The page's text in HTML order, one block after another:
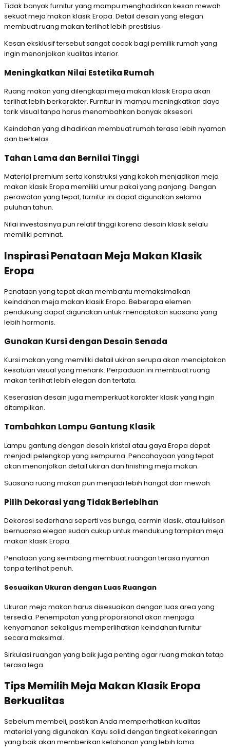
Tidak banyak furnitur yang mampu menghadirkan kesan mewah
sekuat meja makan klasik Eropa. Detail desain yang elegan
membuat ruang makan terlihat lebih prestisius.
Kesan eksklusif tersebut sangat cocok bagi pemilik rumah yang
ingin menonjolkan kualitas interior.
Meningkatkan Nilai Estetika Rumah
Ruang makan yang dilengkapi meja makan klasik Eropa akan
terlihat lebih berkarakter. Furnitur ini mampu meningkatkan daya
tarik visual tanpa harus menambahkan banyak aksesori.
Keindahan yang dihadirkan membuat rumah terasa lebih nyaman
dan berkelas.
Tahan Lama dan Bernilai Tinggi
Material premium serta konstruksi yang kokoh menjadikan meja
makan klasik Eropa memiliki umur pakai yang panjang. Dengan
perawatan yang tepat, furnitur ini dapat digunakan selama
puluhan tahun.
Nilai investasinya pun relatif tinggi karena desain klasik selalu
memiliki peminat.
Inspirasi Penataan Meja Makan Klasik
Eropa
Penataan yang tepat akan membantu memaksimalkan
keindahan meja makan klasik Eropa. Beberapa elemen
pendukung dapat digunakan untuk menciptakan suasana yang
lebih harmonis.
Gunakan Kursi dengan Desain Senada
Kursi makan yang memiliki detail ukiran serupa akan menciptakan
kesatuan visual yang menarik. Perpaduan ini membuat ruang
makan terlihat lebih elegan dan tertata.
Keserasian desain juga memperkuat karakter klasik yang ingin
ditampilkan.
Tambahkan Lampu Gantung Klasik
Lampu gantung dengan desain kristal atau gaya Eropa dapat
menjadi pelengkap yang sempurna. Pencahayaan yang tepat
akan menonjolkan detail ukiran dan finishing meja makan.
Suasana ruang makan pun menjadi lebih hangat dan mewah.
Pilih Dekorasi yang Tidak Berlebihan
Dekorasi sederhana seperti vas bunga, cermin klasik, atau lukisan
bernuansa elegan sudah cukup untuk mendukung tampilan meja
makan klasik Eropa.
Penataan yang seimbang membuat ruangan terasa nyaman
tanpa terlihat penuh.
Sesuaikan Ukuran dengan Luas Ruangan
Ukuran meja makan harus disesuaikan dengan luas area yang
tersedia. Penempatan yang proporsional akan menjaga
kenyamanan sekaligus memperlihatkan keindahan furnitur
secara maksimal.
Sirkulasi ruangan yang baik juga penting agar ruang makan tetap
terasa lega.
Tips Memilih Meja Makan Klasik Eropa
Berkualitas
Sebelum membeli, pastikan Anda memperhatikan kualitas
material yang digunakan. Kayu solid dengan tingkat kekeringan
yang baik akan memberikan ketahanan yang lebih lama.